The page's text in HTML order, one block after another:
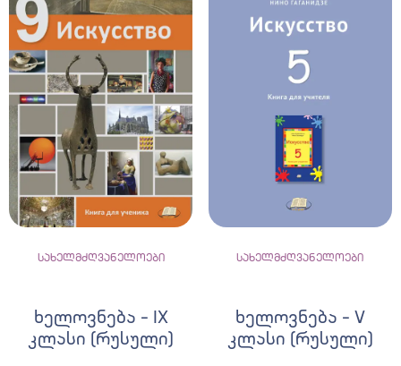
სახელმძღვანელოები
ხელოვნება – IX
კლასი (რუსული)
სახელმძღვანელოები
ხელოვნება – V
კლასი (რუსული)